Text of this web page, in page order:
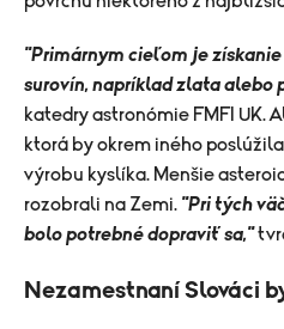
"Primárnym cieľom je
surovín, napríklad zlata alebo
katedry astronómie FMFI UK.
ktorá by okrem iného
výrobu kyslíka. Menšie
rozobrali na Zemi. "Pri tých
bolo potrebné dopraviť sa,"
Nezamestnaní Slováci